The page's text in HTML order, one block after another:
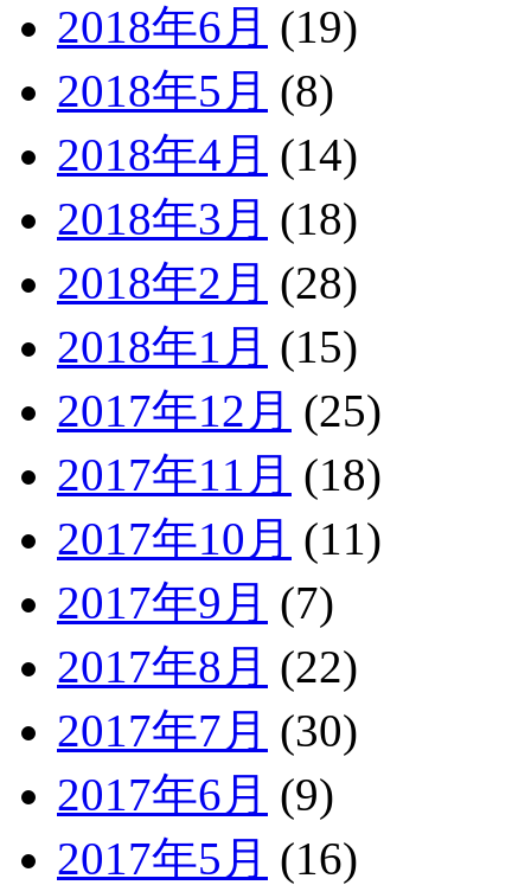
2018年6月 (19)
2018年5月 (8)
2018年4月 (14)
2018年3月 (18)
2018年2月 (28)
2018年1月 (15)
2017年12月 (25)
2017年11月 (18)
2017年10月 (11)
2017年9月 (7)
2017年8月 (22)
2017年7月 (30)
2017年6月 (9)
2017年5月 (16)